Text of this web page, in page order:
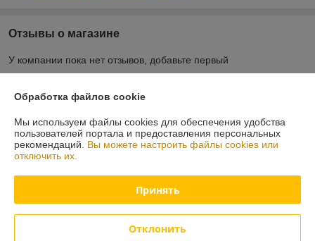
Отзывы о магазине
У компании пока нет отзывов, добавьте первый
О нас
Контакты
График работы
Обработка файлов cookie
Мы используем файлы cookies для обеспечения удобства
пользователей портала и предоставления персональных
рекомендаций. Вы можете настроить файлы cookies или
отключить их.
Принять
Отклонить